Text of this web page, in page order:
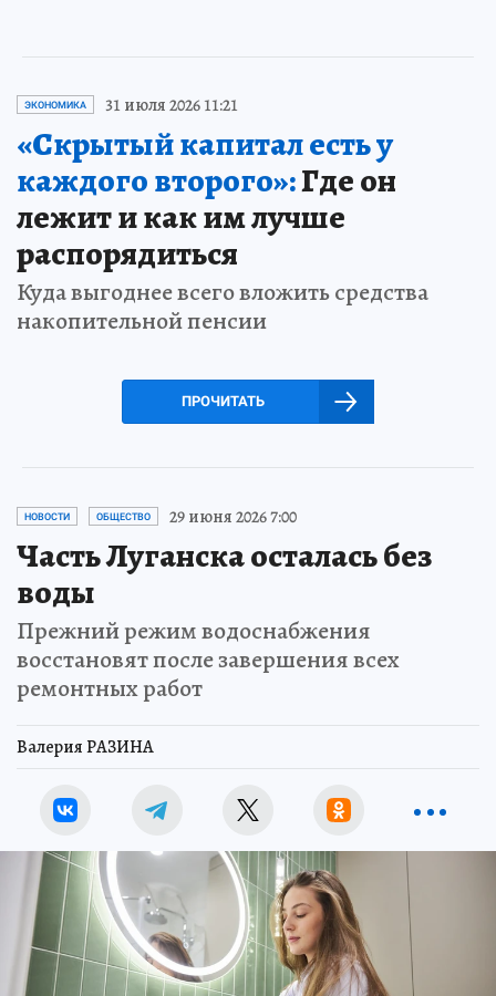
ЭКОНОМИКА 31 июля 2026 11:21
«Скрытый капитал есть у
каждого второго»:Где он
лежит и как им лучше
распорядиться
Куда выгоднее всего вложить средства
накопительной пенсии
ПРОЧИТАТЬ
НОВОСТИ ОБЩЕСТВО 29 июня 2026 7:00
Часть Луганска осталась без
воды
Прежний режим водоснабжения
восстановят после завершения всех
ремонтных работ
Валерия РАЗИНА